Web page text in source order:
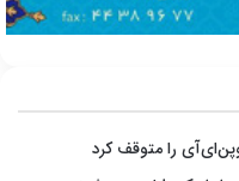
را متوقف کرد